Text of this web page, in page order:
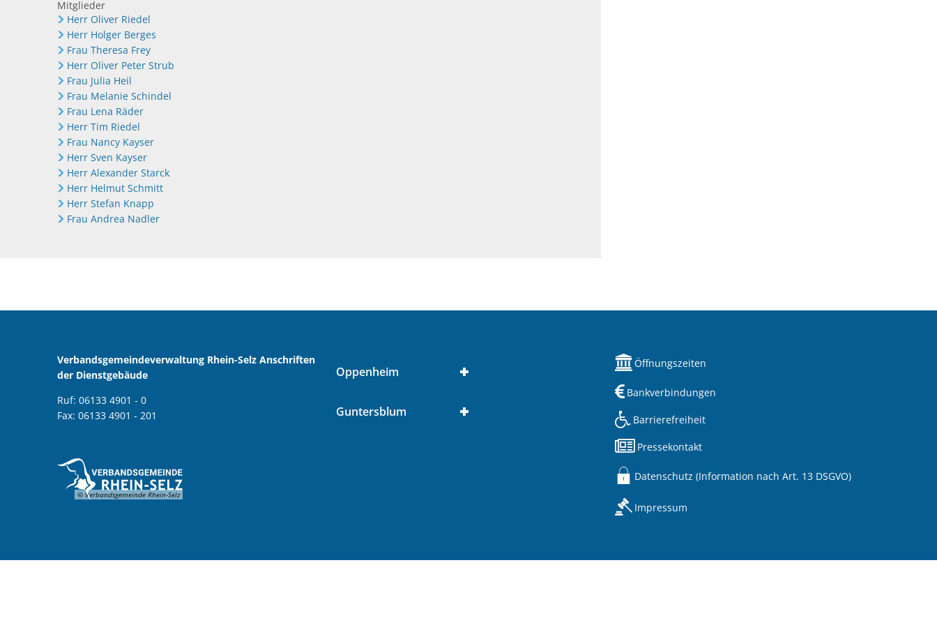
Mitglieder
Herr Oliver Riedel
Herr Holger Berges
Frau Theresa Frey
Herr Oliver Peter Strub
Frau Julia Heil
Frau Melanie Schindel
Frau Lena Räder
Herr Tim Riedel
Frau Nancy Kayser
Herr Sven Kayser
Herr Alexander Starck
Herr Helmut Schmitt
Herr Stefan Knapp
Frau Andrea Nadler
Verbandsgemeindeverwaltung Rhein-Selz Anschriften
der Dienstgebäude
Ruf: 06133 4901 - 0
Fax: 06133 4901 - 201
© Verbandsgemeinde Rhein-Selz
Oppenheim
Guntersblum
Öffnungszeiten
Bankverbindungen
Barrierefreiheit
Pressekontakt
Datenschutz (Information nach Art. 13 DSGVO)
Impressum